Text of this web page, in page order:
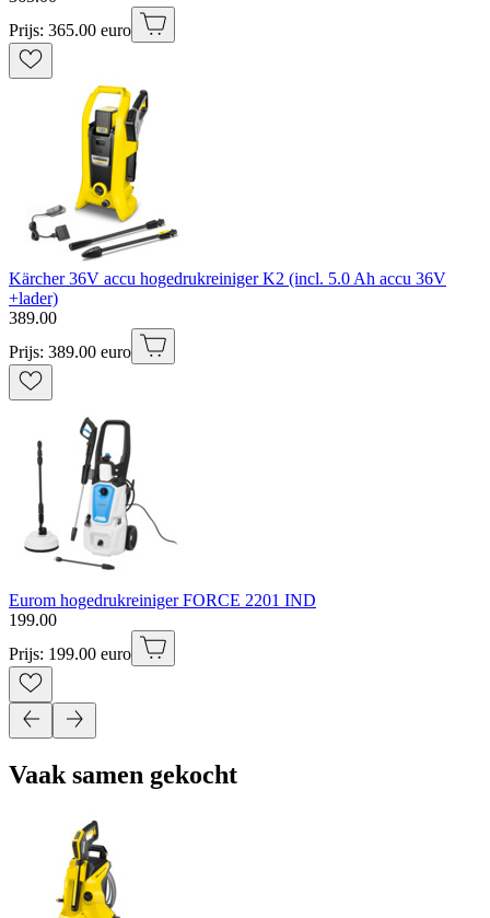
Prijs: 365.00 euro
Kärcher 36V accu hogedrukreiniger K2 (incl. 5.0 Ah accu 36V
+lader)
389.00
Prijs: 389.00 euro
Eurom hogedrukreiniger FORCE 2201 IND
199.00
Prijs: 199.00 euro
Vaak samen gekocht